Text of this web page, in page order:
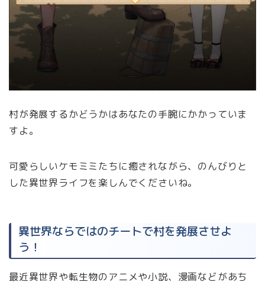
村が発展するかどうかはあなたの手腕にかかっていま
すよ。
可愛らしいケモミミたちに癒されながら、のんびりと
した異世界ライフを楽しんでくださいね。
異世界ならではのチートで村を発展させよ
う！
最近異世界や転生物のアニメや小説、漫画などがあち